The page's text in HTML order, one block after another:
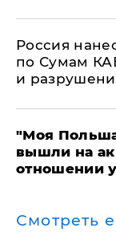
Россия
по Сумам
и
"Моя
вышли на
отношении
Смотреть